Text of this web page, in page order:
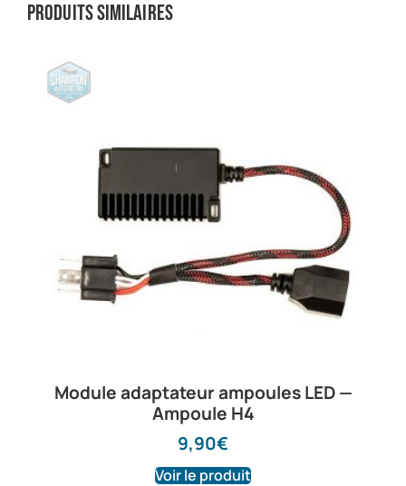
Produits similaires
Module adaptateur ampoules LED —
Ampoule H4
9,90€
Voir le produit